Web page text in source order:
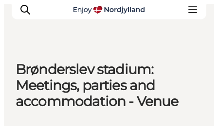
Erlebnisse
Reiseplanung
Destinationen
Brønderslev stadium:
Meetings, parties and
accommodation - Venue